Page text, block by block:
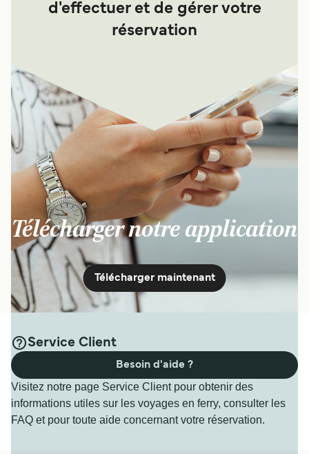
d'effectuer et de gérer votre
réservation
Télécharger notre application
Télécharger maintenant
Service Client
Visitez notre page Service Client pour obtenir des
informations utiles sur les voyages en ferry, consulter les
FAQ et pour toute aide concernant votre réservation.
Besoin d'aide ?